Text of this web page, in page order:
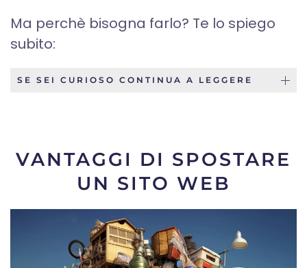
Ma perchè bisogna farlo? Te lo spiego
subito:
SE SEI CURIOSO CONTINUA A LEGGERE
VANTAGGI DI SPOSTARE
UN SITO WEB